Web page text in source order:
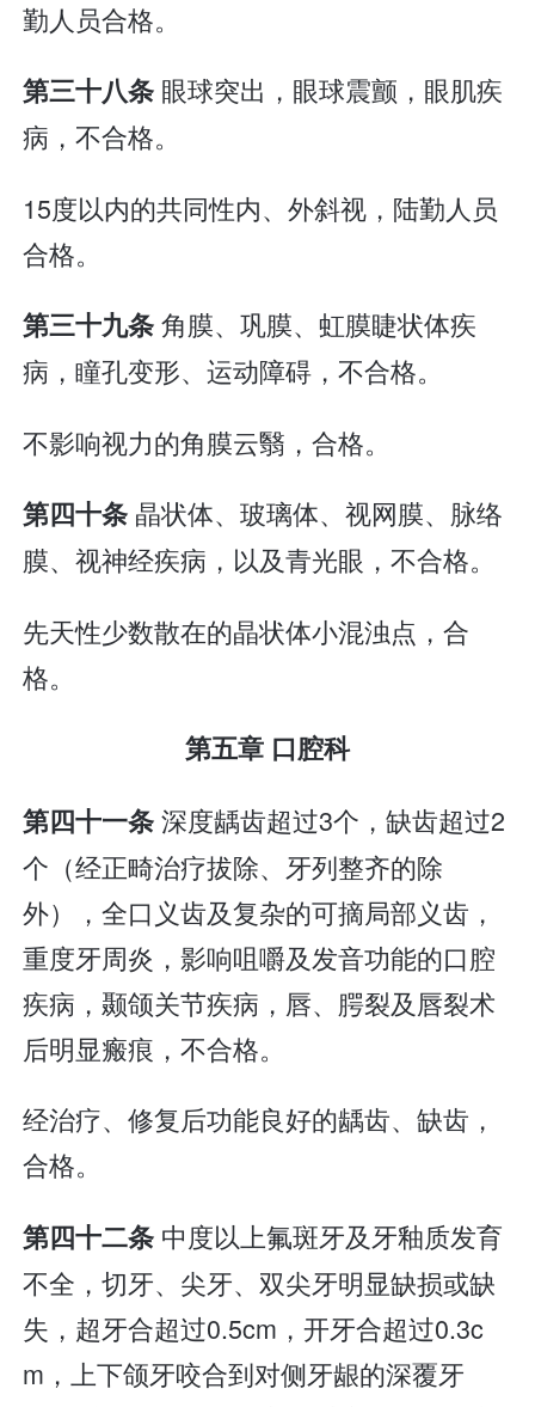
勤人员合格。
第三十八条 眼球突出，眼球震颤，眼肌疾
病，不合格。
15度以内的共同性内、外斜视，陆勤人员
合格。
第三十九条角膜、巩膜、虹膜睫状体疾
病，瞳孔变形、运动障碍，不合格。
不影响视力的角膜云翳，合格。
第四十条 晶状体、玻璃体、视网膜、脉络
膜、视神经疾病，以及青光眼，不合格。
先天性少数散在的晶状体小混浊点，合
格。
第五章 口腔科
第四十一条深度龋齿超过3个，缺齿超过2
个（经正畸治疗拔除、牙列整齐的除
外），全口义齿及复杂的可摘局部义齿，
重度牙周炎，影响咀嚼及发音功能的口腔
疾病，颞颌关节疾病，唇、腭裂及唇裂术
后明显瘢痕，不合格。
经治疗、修复后功能良好的龋齿、缺齿，
合格。
第四十二条 中度以上氟斑牙及牙釉质发育
不全，切牙、尖牙、双尖牙明显缺损或缺
失，超牙合超过0.5cm，开牙合超过0.3c
m，上下颌牙咬合到对侧牙龈的深覆牙